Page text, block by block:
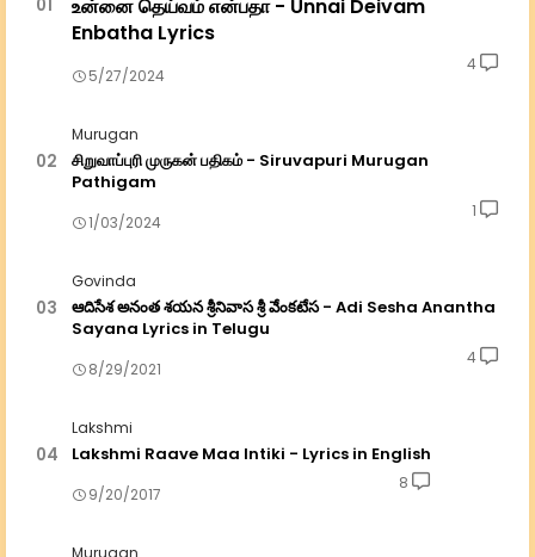
உன்னை தெய்வம் என்பதா - Unnai Deivam
Enbatha Lyrics
5/27/2024
4
Murugan
சிறுவாப்புரி முருகன் பதிகம் - Siruvapuri Murugan
Pathigam
1/03/2024
1
Govinda
ఆదిసేశ అనంత శయన శ్రీనివాస శ్రీ వేంకటేస - Adi Sesha Anantha
Sayana Lyrics in Telugu
8/29/2021
4
Lakshmi
Lakshmi Raave Maa Intiki - Lyrics in English
9/20/2017
8
Murugan